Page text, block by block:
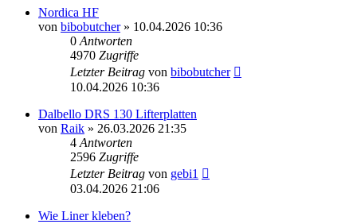
Nordica HF
von bibobutcher» 10.04.2026 10:36
0 Antworten
4970 Zugriffe
Letzter Beitrag von bibobutcher
10.04.2026 10:36
Dalbello DRS 130 Lifterplatten
von Raik » 26.03.2026 21:35
4 Antworten
2596 Zugriffe
Letzter Beitrag von gebi1
03.04.2026 21:06
Wie Liner kleben?